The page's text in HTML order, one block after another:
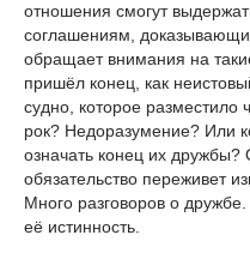
отношения смогут
соглашениям,
обращает внимания на
пришёл конец, как
судно, которое разместило
рок? Недоразумение? Или
означать конец их дружбы?
обязательство переживет
Много разговоров о
её истинность.